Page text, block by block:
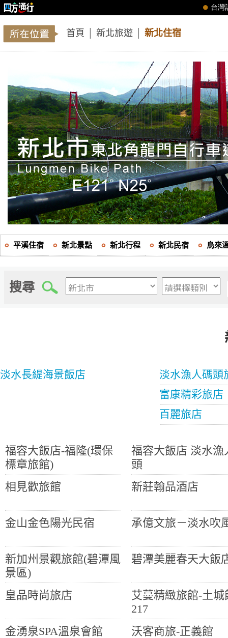
首頁 新北旅遊 新北住宿
平溪住宿 新北景點 新北行程 新北民宿 烏來
搜尋
淡水長緹海景飯店
淡水漁人碼頭
富康精彩旅店
百麗旅店
福容大飯店-福隆(環保
標章旅館)
福容大飯店 淡水漁
頭
相見歡旅館
新莊翰品酒店
金山金色陽光民宿 承億文旅－淡水吹
新加州景觀旅館(碧潭風
景區)
碧潭美麗春天大飯
皇品時尚旅店
艾蔓精緻旅館-土城
217
金湧泉SPA溫泉會館
沃客商旅-正義館